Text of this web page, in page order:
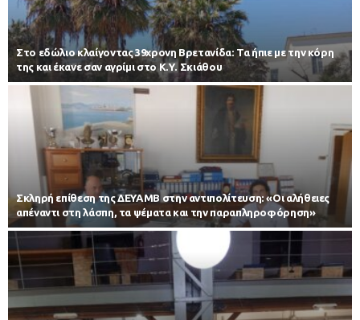
Στο εδώλιο κλαίγοντας 39χρονη Βρετανίδα: Τα ήπιε με την κόρη
της και έκανε σαν αγρίμι στο Κ.Υ. Σκιάθου
Σκληρή επίθεση της ΔΕΥΑΜΒ στην αντιπολίτευση: «Οι αλήθειες
απέναντι στη λάσπη, τα ψέματα και την παραπληροφόρηση»